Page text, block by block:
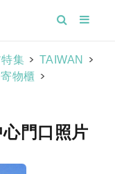
集 > TAIWAN >
物櫃 >
門口照片